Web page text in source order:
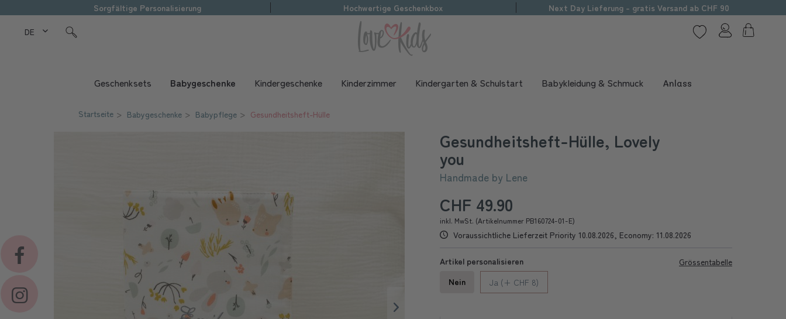
Sorgfältige Personalisierung Hochwertige Geschenkbox Next Day Lieferung - gratis Versand ab CHF 90
DE Love Kids
Geschenksets Babygeschenke Kindergeschenke Kinderzimmer Kindergarten & Schulstart Babykleidung & Schmuck Anlass
Startseite Babygeschenke Babypflege Gesundheitsheft-Hülle
Gesundheitsheft-Hülle, Lovely
you
Handmade by Lene
CHF 49.90
inkl. MwSt. (Artikelnummer PB160724-01-E)
Voraussichtliche Lieferzeit Priority 10.08.2026, Economy: 11.08.2026
Grössentabelle
Artikel personalisieren
Nein
Ja (+ CHF 8)